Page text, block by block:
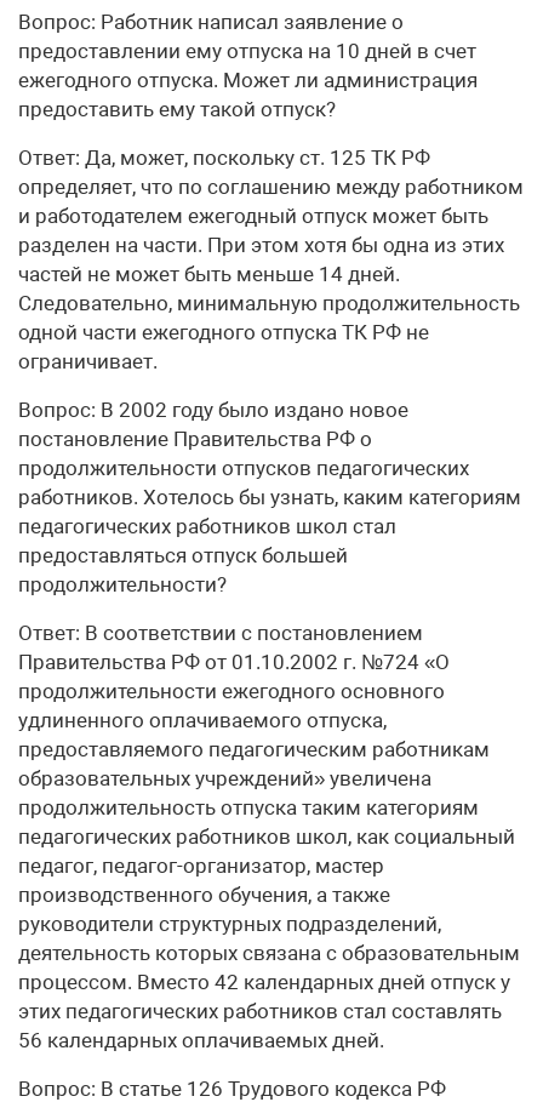
Вопрос: Работник написал заявление о
предоставлении ему отпуска на 10 дней в счет
ежегодного отпуска. Может ли администрация
предоставить ему такой отпуск?
Ответ: Да, может, поскольку ст. 125 ТК РФ
определяет, что по соглашению между работником
и работодателем ежегодный отпуск может быть
разделен на части. При этом хотя бы одна из этих
частей не может быть меньше 14 дней.
Следовательно, минимальную продолжительность
одной части ежегодного отпуска ТК РФ не
ограничивает.
Вопрос: В 2002 году было издано новое
постановление Правительства РФ о
продолжительности отпусков педагогических
работников. Хотелось бы узнать, каким категориям
педагогических работников школ стал
предоставляться отпуск большей
продолжительности?
Ответ: В соответствии с постановлением
Правительства РФ от 01.10.2002 г. №724 «О
продолжительности ежегодного основного
удлиненного оплачиваемого отпуска,
предоставляемого педагогическим работникам
образовательных учреждений» увеличена
продолжительность отпуска таким категориям
педагогических работников школ, как социальный
педагог, педагог-организатор, мастер
производственного обучения, а также
руководители структурных подразделений,
деятельность которых связана с образовательным
процессом. Вместо 42 календарных дней отпуск у
этих педагогических работников стал составлять
56 календарных оплачиваемых дней.
Вопрос: В статье 126 Трудового кодекса РФ